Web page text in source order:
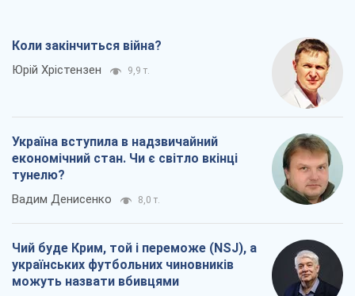
Коли закінчиться війна?
Юрій Хрістензен 9,9 т.
Україна вступила в надзвичайний
економічний стан. Чи є світло вкінці
тунелю?
Вадим Денисенко 8,0 т.
Чий буде Крим, той і переможе (NSJ), а
українських футбольних чиновників
можуть назвати вбивцями